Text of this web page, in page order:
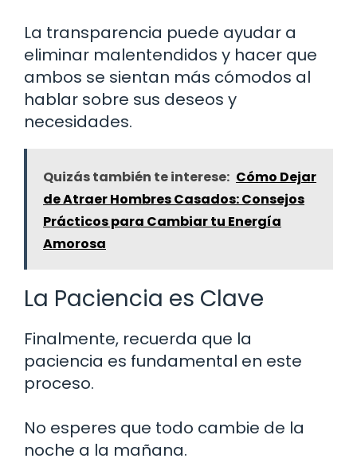
La transparencia puede ayudar a
eliminar malentendidos y hacer que
ambos se sientan más cómodos al
hablar sobre sus deseos y
necesidades.
Quizás también te interese: Cómo Dejar
de Atraer Hombres Casados: Consejos
Prácticos para Cambiar tu Energía
Amorosa
La Paciencia es Clave
Finalmente, recuerda que la
paciencia es fundamental en este
proceso.
No esperes que todo cambie de la
noche a la mañana.